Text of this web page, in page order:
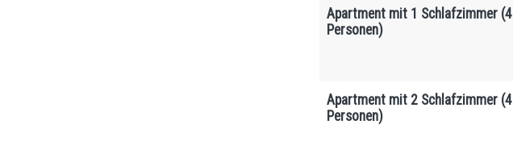
Apartment mit 1 Schlafzimmer (4
Personen)
Apartment mit 2 Schlafzimmer (4
Personen)